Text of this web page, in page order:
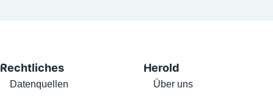
Rechtliches
Datenquellen
Herold
Über uns